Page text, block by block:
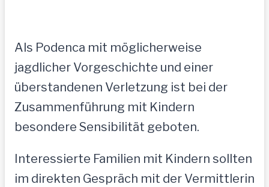
Als Podenca mit möglicherweise
jagdlicher Vorgeschichte und einer
überstandenen Verletzung ist bei der
Zusammenführung mit Kindern
besondere Sensibilität geboten.
Interessierte Familien mit Kindern sollten
im direkten Gespräch mit der Vermittlerin